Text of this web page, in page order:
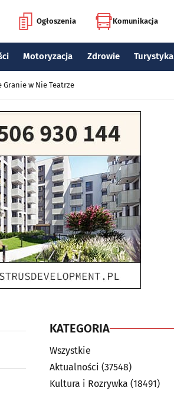
Ogłoszenia Komunikacja
Motoryzacja Zdrowie Turystyka
Granie w Nie Teatrze
KATEGORIA
Wszystkie
Aktualności (37548)
Kultura i Rozrywka (18491)